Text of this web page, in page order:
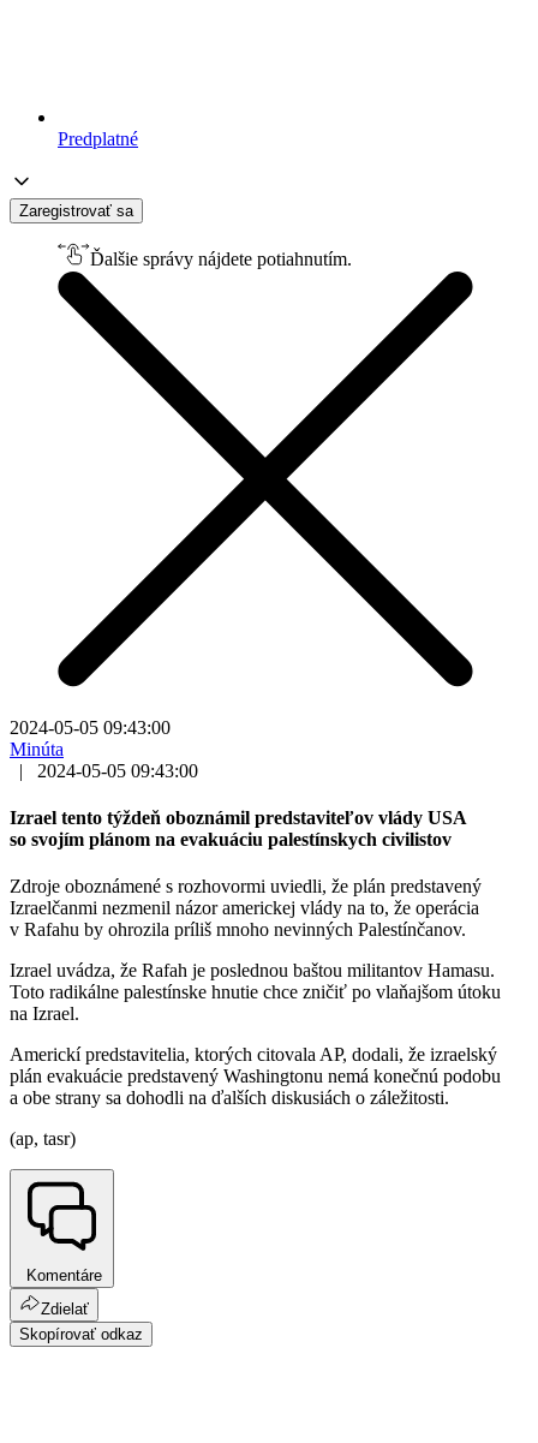
Predplatné
Zaregistrovať sa
Ďalšie správy nájdete potiahnutím.
2024-05-05 09:43:00
Minúta
|
2024-05-05 09:43:00
Izrael tento týždeň oboznámil predstaviteľov vlády USA
so svojím plánom na evakuáciu palestínskych civilistov
Zdroje oboznámené s rozhovormi uviedli, že plán predstavený
Izraelčanmi nezmenil názor americkej vlády na to, že operácia
v Rafahu by ohrozila príliš mnoho nevinných Palestínčanov.
Izrael uvádza, že Rafah je poslednou baštou militantov Hamasu.
Toto radikálne palestínske hnutie chce zničiť po vlaňajšom útoku
na Izrael.
Americkí predstavitelia, ktorých citovala AP, dodali, že izraelský
plán evakuácie predstavený Washingtonu nemá konečnú podobu
a obe strany sa dohodli na ďalších diskusiách o záležitosti.
(ap, tasr)
Komentáre
Zdielať
Skopírovať odkaz